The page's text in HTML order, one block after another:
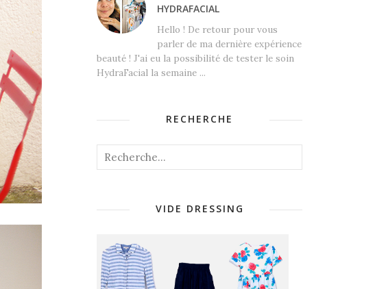
HYDRAFACIAL
Hello ! De retour pour vous
parler de ma dernière expérience
beauté ! J'ai eu la possibilité de tester le soin
HydraFacial la semaine ...
RECHERCHE
VIDE DRESSING